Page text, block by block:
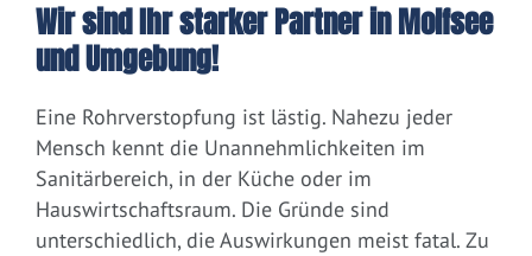
Wir sind Ihr starker Partner in Molfsee
und Umgebung!
Eine Rohrverstopfung ist lästig. Nahezu jeder
Mensch kennt die Unannehmlichkeiten im
Sanitärbereich, in der Küche oder im
Hauswirtschaftsraum. Die Gründe sind
unterschiedlich, die Auswirkungen meist fatal. Zu